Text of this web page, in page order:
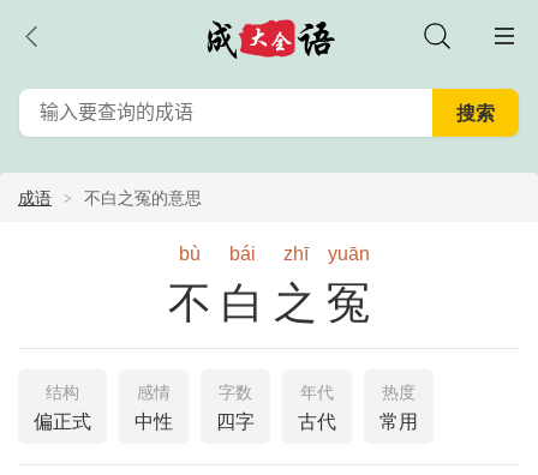
成语 不白之冤的意思
bù bái zhī yuān
不白之冤
结构
偏正式
感情
中性
字数
四字
年代
古代
热度
常用